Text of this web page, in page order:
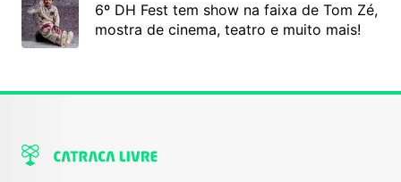
6º DH Fest tem show na faixa de Tom Zé,
mostra de cinema, teatro e muito mais!